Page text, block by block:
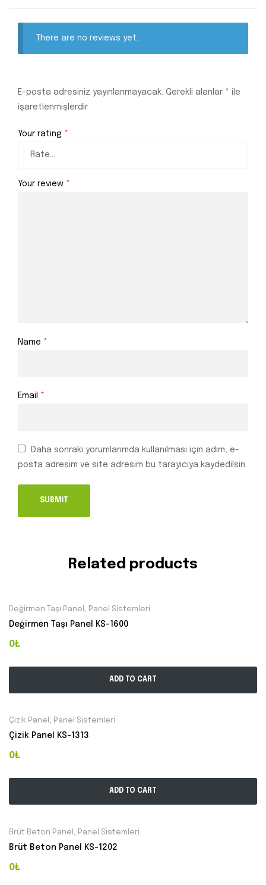
There are no reviews yet.
E-posta adresiniz yayınlanmayacak. Gerekli alanlar * ile
işaretlenmişlerdir
Your rating *
Your review *
Name *
Email *
Daha sonraki yorumlarımda kullanılması için adım, e-
posta adresim ve site adresim bu tarayıcıya kaydedilsin.
Related products
Değirmen Taşı Panel Panel Sistemleri
Değirmen Taşı Panel KS-1600
0₺
ADD TO CART
Çizik Panel , Panel Sistemleri
Çizik Panel KS-1313
0₺
ADD TO CART
Brüt Beton Panel , Panel Sistemleri
Brüt Beton Panel KS-1202
0₺